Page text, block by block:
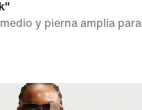
y pierna amplia para